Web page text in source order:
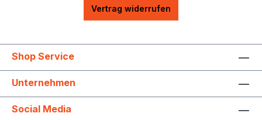
Vertrag widerrufen
Shop Service
Unternehmen
Social Media